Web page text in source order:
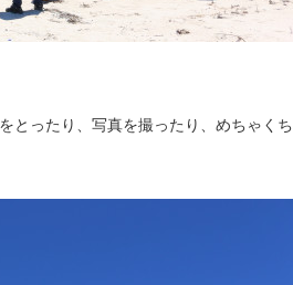
とったり、写真を撮ったり、めちゃくち